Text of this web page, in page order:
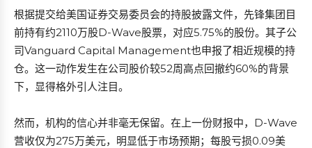
根据提交给美国证券交易委员会的持股披露文件，先锋集团目
前持有约2110万股D-Wave股票，对应5.75%的股份。其子公
司Vanguard Capital Management也申报了相近规模的持
仓。这一动作发生在公司股价较52周高点回撤约60%的背景
下，显得格外引人注目。
然而，机构的信心并非毫无保留。在上一份财报中，D-Wave
营收仅为275万美元，明显低于市场预期；每股亏损0.09美